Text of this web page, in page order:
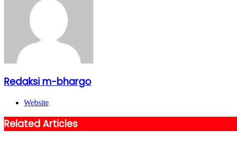
Redaksi m-bhargo
Website
Related Articles